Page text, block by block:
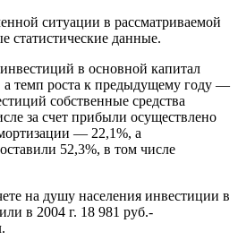
ситуации в рассматриваемой
статистические данные.
в основной капитал
а темп роста к предыдущему году —
собственные средства
за счет прибыли осуществлено
— 22,1%, а
52,3%, в том числе
на душу населения инвестиции в
в 2004 г. 18 981 руб.-